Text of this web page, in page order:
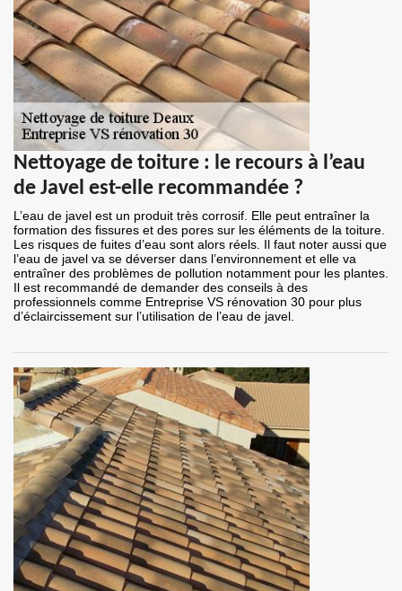
Nettoyage de toiture : le recours à l’eau
de Javel est-elle recommandée ?
L’eau de javel est un produit très corrosif. Elle peut entraîner la
formation des fissures et des pores sur les éléments de la toiture.
Les risques de fuites d’eau sont alors réels. Il faut noter aussi que
l’eau de javel va se déverser dans l’environnement et elle va
entraîner des problèmes de pollution notamment pour les plantes.
Il est recommandé de demander des conseils à des
professionnels comme Entreprise VS rénovation 30 pour plus
d’éclaircissement sur l’utilisation de l’eau de javel.